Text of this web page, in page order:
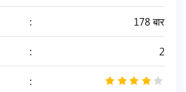
178 बार
2